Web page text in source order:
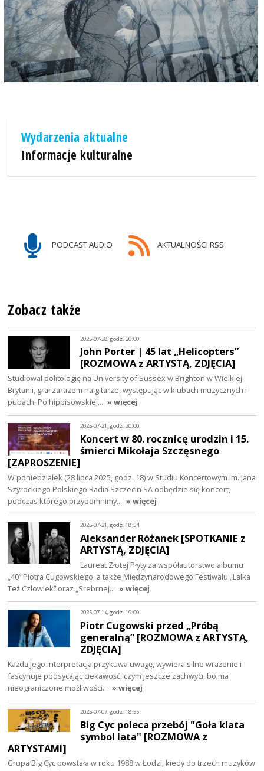
Wydarzenia aktualne
Informacje kulturalne
PODCAST AUDIO AKTUALNOŚCI RSS
Zobacz także
2025-07-28, godz. 20:00
John Porter | 45 lat „Helicopters”
[ROZMOWA z ARTYSTĄ, ZDJĘCIA]
Studiował politologię na University of Sussex w Brighton w Wielkiej
Brytanii, grał zarazem na gitarze, występując w klubach muzycznych i
pubach. Po hippisowskiej… » więcej
2025-07-21, godz. 20:00
Koncert w 80. rocznicę urodzin i 15.
śmierci Mikołaja Szczęsnego
[ZAPROSZENIE]
W poniedziałek (28 lipca 2025, godz. 18) w Studiu Koncertowym im. Jana
Szyrockiego Polskiego Radia Szczecin SA odbędzie się koncert,
podczas którego przypomnimy… » więcej
2025-07-21, godz. 18:54
Aleksander Różanek [SPOTKANIE z
ARTYSTĄ, ZDJĘCIA]
Laureat Złotej Płyty za współautorstwo albumu
„40” Piotra Cugowskiego, a także Międzynarodowego Festiwalu „Lalka
Też Człowiek” oraz „Srebrnej… » więcej
2025-07-14, godz. 19:00
Piotr Cugowski przed „Próbą
generalną” [ROZMOWA z ARTYSTĄ,
ZDJĘCIA]
Każda Jego interpretacja przykuwa uwagę, wywiera silne wrażenie i
fascynuje podsycając ciekawość, czym jeszcze zachwyci, bo ma
nieograniczone możliwości… » więcej
2025-07-07, godz. 18:55
Big Cyc poleca przebój "Goła klata
symbol lata" [ROZMOWA z
ARTYSTAMI]
Grupa Big Cyc powstała w roku 1988 w Łodzi, kiedy do trzech muzyków